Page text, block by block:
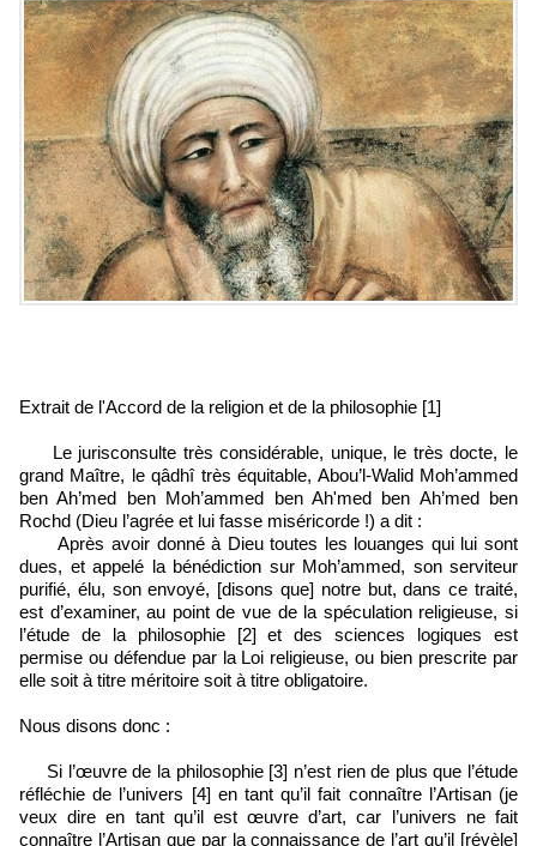
Extrait de l'Accord de la religion et de la philosophie [1]
Le jurisconsulte très considérable, unique, le très docte, le
grand Maître, le qâdhî très équitable, Abou’l-Walid Moh’ammed
ben Ah’med ben Moh’ammed ben Ah'med ben Ah’med ben
Rochd (Dieu l’agrée et lui fasse miséricorde !) a dit :
Après avoir donné à Dieu toutes les louanges qui lui sont
dues, et appelé la bénédiction sur Moh’ammed, son serviteur
purifié, élu, son envoyé, [disons que] notre but, dans ce traité,
est d’examiner, au point de vue de la spéculation religieuse, si
l’étude de la philosophie [2] et des sciences logiques est
permise ou défendue par la Loi religieuse, ou bien prescrite par
elle soit à titre méritoire soit à titre obligatoire.
Nous disons donc :
Si l’œuvre de la philosophie [3] n’est rien de plus que l’étude
réfléchie de l’univers [4] en tant qu’il fait connaître l’Artisan (je
veux dire en tant qu’il est œuvre d’art, car l’univers ne fait
connaître l’Artisan que par la connaissance de l’art qu’il [révèle]